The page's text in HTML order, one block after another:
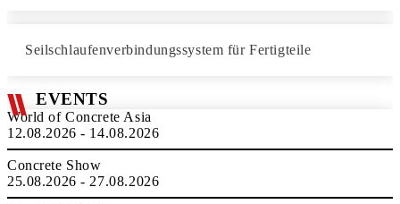
Seilschlaufenverbindungssystem für Fertigteile
EVENTS
World of Concrete Asia
12.08.2026 - 14.08.2026
Concrete Show
25.08.2026 - 27.08.2026